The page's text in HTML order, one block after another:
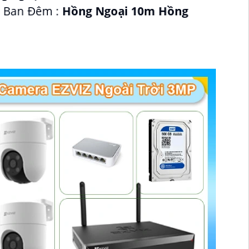
❂ Khoảng Cách Ban Đêm : Hồng Ngoại 10m Hồng